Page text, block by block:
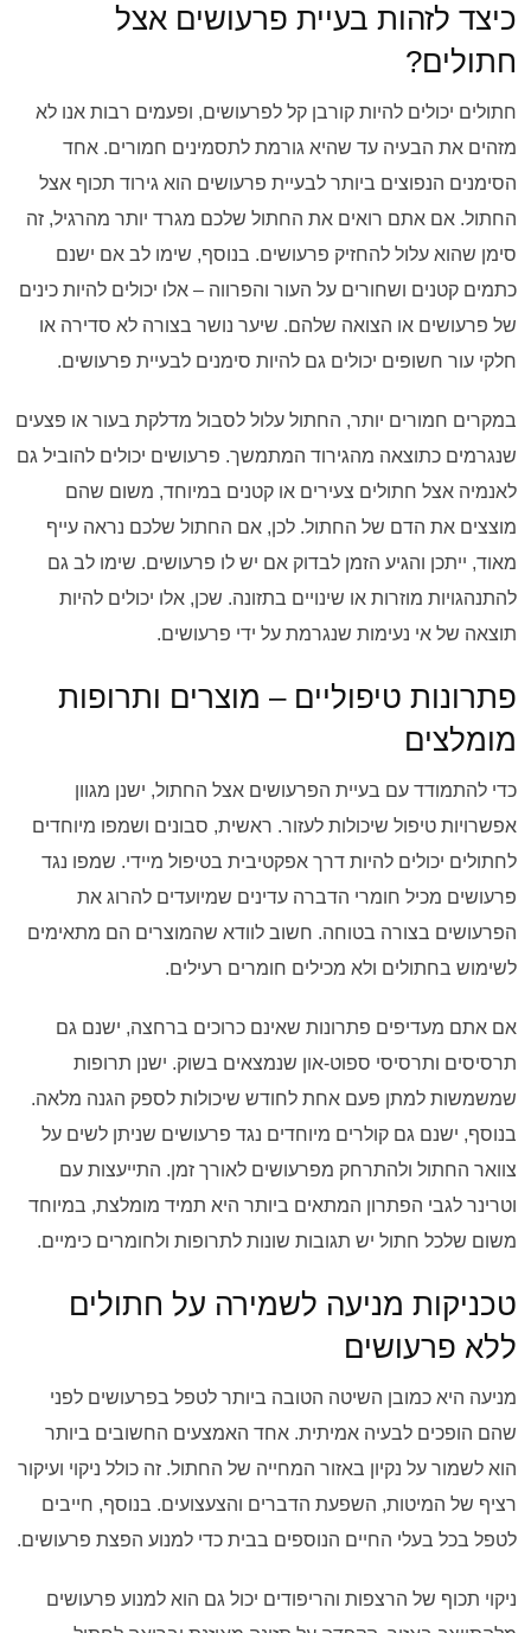
כיצד לזהות בעיית פרעושים אצל
חתולים?
חתולים יכולים להיות קורבן קל לפרעושים, ופעמים רבות אנו לא
מזהים את הבעיה עד שהיא גורמת לתסמינים חמורים. אחד
הסימנים הנפוצים ביותר לבעיית פרעושים הוא גירוד תכוף אצל
החתול. אם אתם רואים את החתול שלכם מגרד יותר מהרגיל, זה
סימן שהוא עלול להחזיק פרעושים. בנוסף, שימו לב אם ישנם
כתמים קטנים ושחורים על העור והפרווה – אלו יכולים להיות כינים
של פרעושים או הצואה שלהם. שיער נושר בצורה לא סדירה או
חלקי עור חשופים יכולים גם להיות סימנים לבעיית פרעושים.
במקרים חמורים יותר, החתול עלול לסבול מדלקת בעור או פצעים
שנגרמים כתוצאה מהגירוד המתמשך. פרעושים יכולים להוביל גם
לאנמיה אצל חתולים צעירים או קטנים במיוחד, משום שהם
מוצצים את הדם של החתול. לכן, אם החתול שלכם נראה עייף
מאוד, ייתכן והגיע הזמן לבדוק אם יש לו פרעושים. שימו לב גם
להתנהגויות מוזרות או שינויים בתזונה. שכן, אלו יכולים להיות
תוצאה של אי נעימות שנגרמת על ידי פרעושים.
פתרונות טיפוליים – מוצרים ותרופות
מומלצים
כדי להתמודד עם בעיית הפרעושים אצל החתול, ישנן מגוון
אפשרויות טיפול שיכולות לעזור. ראשית, סבונים ושמפו מיוחדים
לחתולים יכולים להיות דרך אפקטיבית בטיפול מיידי. שמפו נגד
פרעושים מכיל חומרי הדברה עדינים שמיועדים להרוג את
הפרעושים בצורה בטוחה. חשוב לוודא שהמוצרים הם מתאימים
לשימוש בחתולים ולא מכילים חומרים רעילים.
אם אתם מעדיפים פתרונות שאינם כרוכים ברחצה, ישנם גם
תרסיסים ותרסיסי ספוט-און שנמצאים בשוק. ישנן תרופות
שמשמשות למתן פעם אחת לחודש שיכולות לספק הגנה מלאה.
בנוסף, ישנם גם קולרים מיוחדים נגד פרעושים שניתן לשים על
צוואר החתול ולהתרחק מפרעושים לאורך זמן. התייעצות עם
וטרינר לגבי הפתרון המתאים ביותר היא תמיד מומלצת, במיוחד
משום שלכל חתול יש תגובות שונות לתרופות ולחומרים כימיים.
טכניקות מניעה לשמירה על חתולים
ללא פרעושים
מניעה היא כמובן השיטה הטובה ביותר לטפל בפרעושים לפני
שהם הופכים לבעיה אמיתית. אחד האמצעים החשובים ביותר
הוא לשמור על נקיון באזור המחייה של החתול. זה כולל ניקוי ועיקור
רציף של המיטות, השפעת הדברים והצעצועים. בנוסף, חייבים
לטפל בכל בעלי החיים הנוספים בבית כדי למנוע הפצת פרעושים.
ניקוי תכוף של הרצפות והריפודים יכול גם הוא למנוע פרעושים